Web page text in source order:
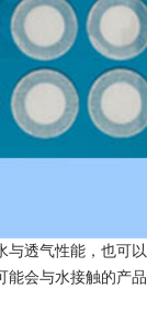
透气性能，也可
会与水接触的产